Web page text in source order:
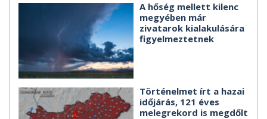
A hőség mellett kilenc
megyében már
zivatarok kialakulására
figyelmeztetnek
Történelmet írt a hazai
időjárás, 121 éves
melegrekord is megdőlt